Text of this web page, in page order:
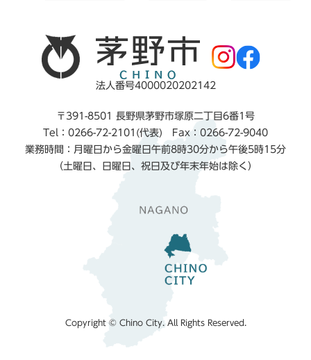
法人番号4000020202142
〒391-8501 長野県茅野市塚原二丁目6番1号
Tel：0266-72-2101(代表) Fax：0266-72-9040
業務時間：月曜日から金曜日午前8時30分から午後5時15分
（土曜日、日曜日、祝日及び年末年始は除く）
Copyright © Chino City. All Rights Reserved.